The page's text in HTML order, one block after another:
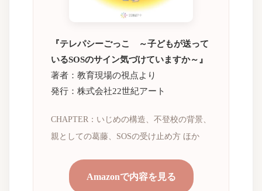
『テレパシーごっこ ～子どもが送って
いるSOSのサイン気づけていますか～』
著者：教育現場の視点より
発行：株式会社22世紀アート
CHAPTER：いじめの構造、不登校の背景、
親としての葛藤、SOSの受け止め方 ほか
Amazonで内容を見る